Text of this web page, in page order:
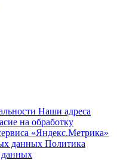
Наши адреса
на обработку
«Яндекс.Метрика»
данных Политика
данных